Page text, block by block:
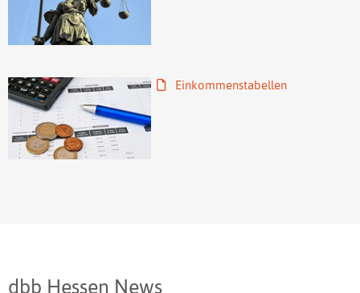
Einkommenstabellen
dbb Hessen News